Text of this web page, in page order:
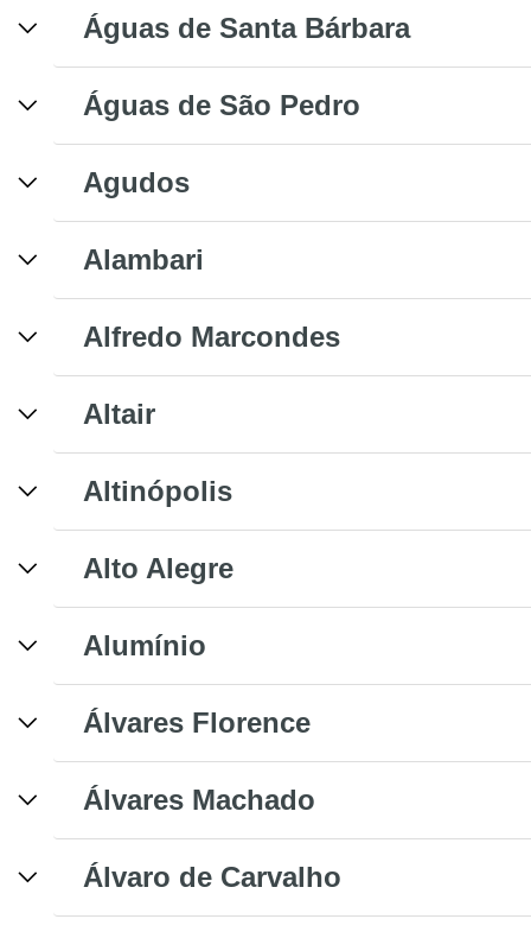
Águas de Santa Bárbara
Águas de São Pedro
Agudos
Alambari
Alfredo Marcondes
Altair
Altinópolis
Alto Alegre
Alumínio
Álvares Florence
Álvares Machado
Álvaro de Carvalho